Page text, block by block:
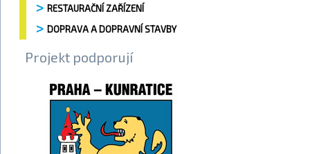
RESTAURAČNÍ ZAŘÍZENÍ
DOPRAVA A DOPRAVNÍ STAVBY
Projekt podporují